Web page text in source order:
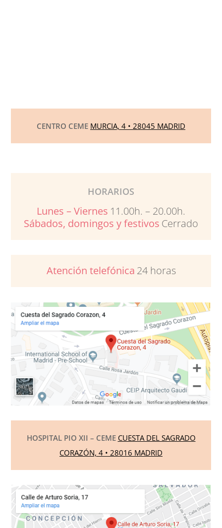
CENTRO CEME MURCIA, 4 • 28045 MADRID
HORARIOS
Lunes – Viernes 11.00h. – 20.00h.
Sábados, domingos y festivos Cerrado
Atención telefónica 24 horas
HOSPITAL PIO XII – CEME CUESTA DEL SAGRADO
CORAZÓN, 4 • 28016 MADRID